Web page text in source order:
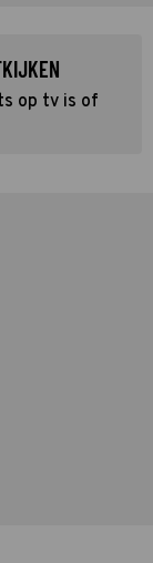
op tv is of